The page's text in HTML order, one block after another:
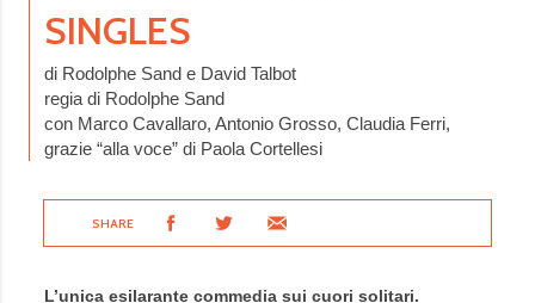
SINGLES
di Rodolphe Sand e David Talbot
regia di Rodolphe Sand
con Marco Cavallaro, Antonio Grosso, Claudia Ferri,
grazie “alla voce” di Paola Cortellesi
SHARE
L’unica esilarante commedia sui cuori solitari.